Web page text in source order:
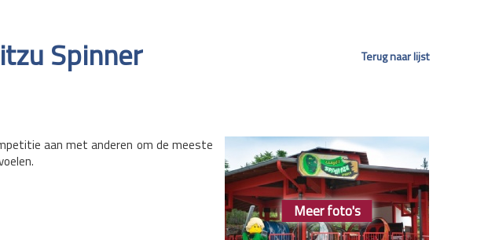
Spinner Terug naar lijst
Meer foto's
aan met anderen om de meeste